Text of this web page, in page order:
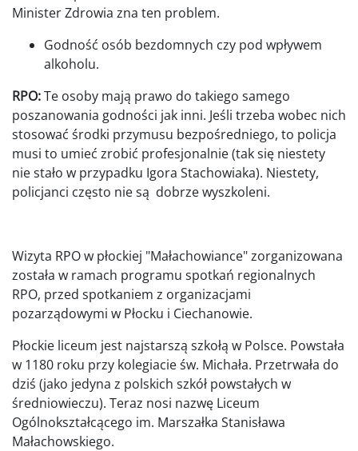
Minister Zdrowia zna ten problem.
Godność osób bezdomnych czy pod wpływem
alkoholu.
RPO:Te osoby mają prawo do takiego samego
poszanowania godności jak inni. Jeśli trzeba wobec nich
stosować środki przymusu bezpośredniego, to policja
musi to umieć zrobić profesjonalnie (tak się niestety
nie stało w przypadku Igora Stachowiaka). Niestety,
policjanci często nie są dobrze wyszkoleni.
Wizyta RPO w płockiej "Małachowiance" zorganizowana
została w ramach programu spotkań regionalnych
RPO, przed spotkaniem z organizacjami
pozarządowymi w Płocku i Ciechanowie.
Płockie liceum jest najstarszą szkołą w Polsce. Powstała
w 1180 roku przy kolegiacie św. Michała. Przetrwała do
dziś (jako jedyna z polskich szkół powstałych w
średniowieczu). Teraz nosi nazwę Liceum
Ogólnokształcącego im. Marszałka Stanisława
Małachowskiego.